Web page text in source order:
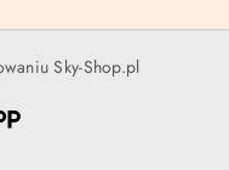
Sky-Shop.pl